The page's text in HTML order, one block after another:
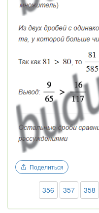
Поделиться
356 357 358